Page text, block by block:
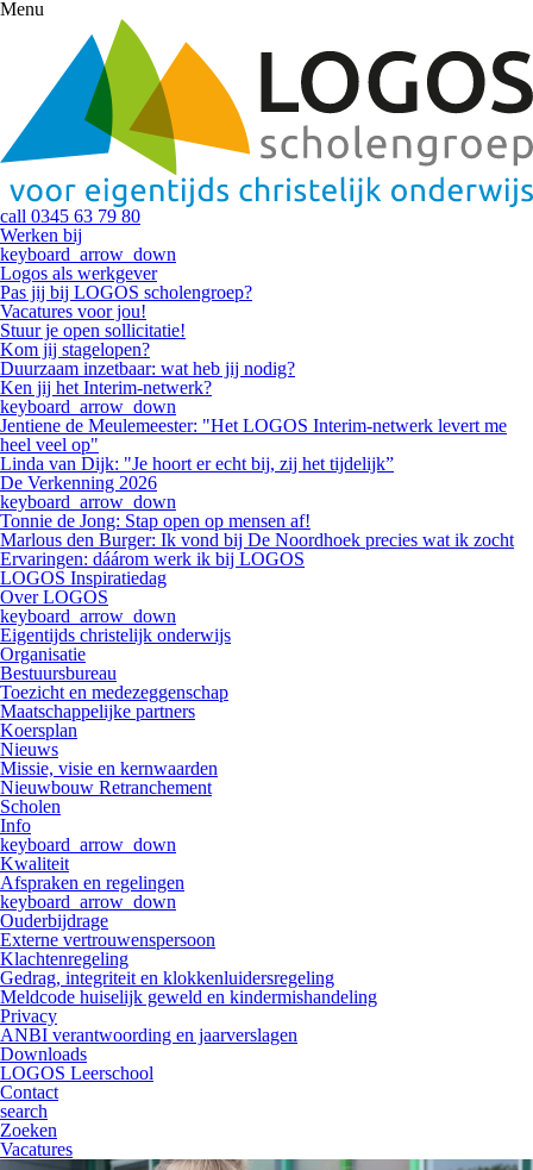
Menu
call 0345 63 79 80
Werken bij
keyboard_arrow_down
Logos als werkgever
Pas jij bij LOGOS scholengroep?
Vacatures voor jou!
Stuur je open sollicitatie!
Kom jij stagelopen?
Duurzaam inzetbaar: wat heb jij nodig?
Ken jij het Interim-netwerk?
keyboard_arrow_down
Jentiene de Meulemeester: "Het LOGOS Interim-netwerk levert me
heel veel op"
Linda van Dijk: "Je hoort er echt bij, zij het tijdelijk”
De Verkenning 2026
keyboard_arrow_down
Tonnie de Jong: Stap open op mensen af!
Marlous den Burger: Ik vond bij De Noordhoek precies wat ik zocht
Ervaringen: dáárom werk ik bij LOGOS
LOGOS Inspiratiedag
Over LOGOS
keyboard_arrow_down
Eigentijds christelijk onderwijs
Organisatie
Bestuursbureau
Toezicht en medezeggenschap
Maatschappelijke partners
Koersplan
Nieuws
Missie, visie en kernwaarden
Nieuwbouw Retranchement
Scholen
Info
keyboard_arrow_down
Kwaliteit
Afspraken en regelingen
keyboard_arrow_down
Ouderbijdrage
Externe vertrouwenspersoon
Klachtenregeling
Gedrag, integriteit en klokkenluidersregeling
Meldcode huiselijk geweld en kindermishandeling
Privacy
ANBI verantwoording en jaarverslagen
Downloads
LOGOS Leerschool
Contact
search
Zoeken
Vacatures